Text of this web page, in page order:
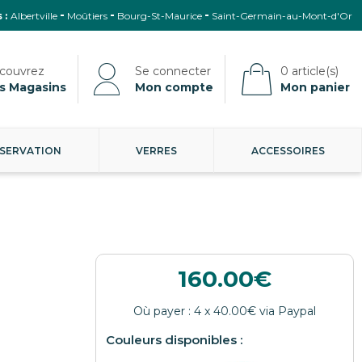
: Albertville Moûtiers Bourg-St-Maurice Saint-Germain-au-Mont-d'Or
Magasins Mon compte Mon panier
VERRES ACCESSOIRES
160.00